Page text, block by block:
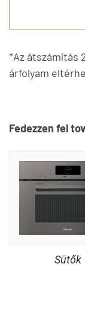
*Az átszámítás
árfolyam
Fedezzen fel
Sütők